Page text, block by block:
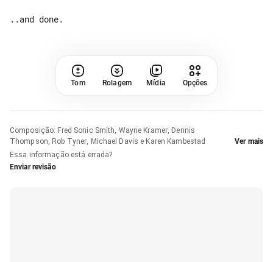
Tom Rolagem Mídia Opções
Composição: Fred Sonic Smith, Wayne Kramer, Dennis
Thompson, Rob Tyner, Michael Davis e Karen Kambestad
Ver mais
Essa informação está errada?
Enviar revisão